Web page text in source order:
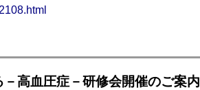
高血圧症－研修会開催のご案内